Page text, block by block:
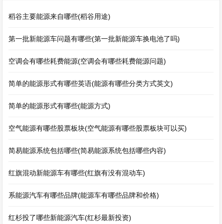
稻谷主要能源来自哪些(稻谷用途)
第一批新能源车问题有哪些(第一批新能源车换电池了吗)
空调会有哪些耗费能源(空调会有哪些耗费能源问题)
简单的能源形式有哪些英语(能源有哪些分类方式英文)
简单的能源形式有哪些(能源方式)
空气能源有哪些股票板块(空气能源有哪些股票板块可以买)
简易能源系统包括哪些(简易能源系统包括哪些内容)
红旗混动新能源车有哪些(红旗有没有混动车)
系能源汽车有哪些品牌(能源车有哪些品牌和价格)
红杉投了哪些新能源汽车(红杉最新投资)